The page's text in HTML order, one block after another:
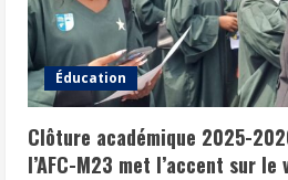
Éducation
Clôture académique 2025-
l’AFC-M23 met l’accent sur